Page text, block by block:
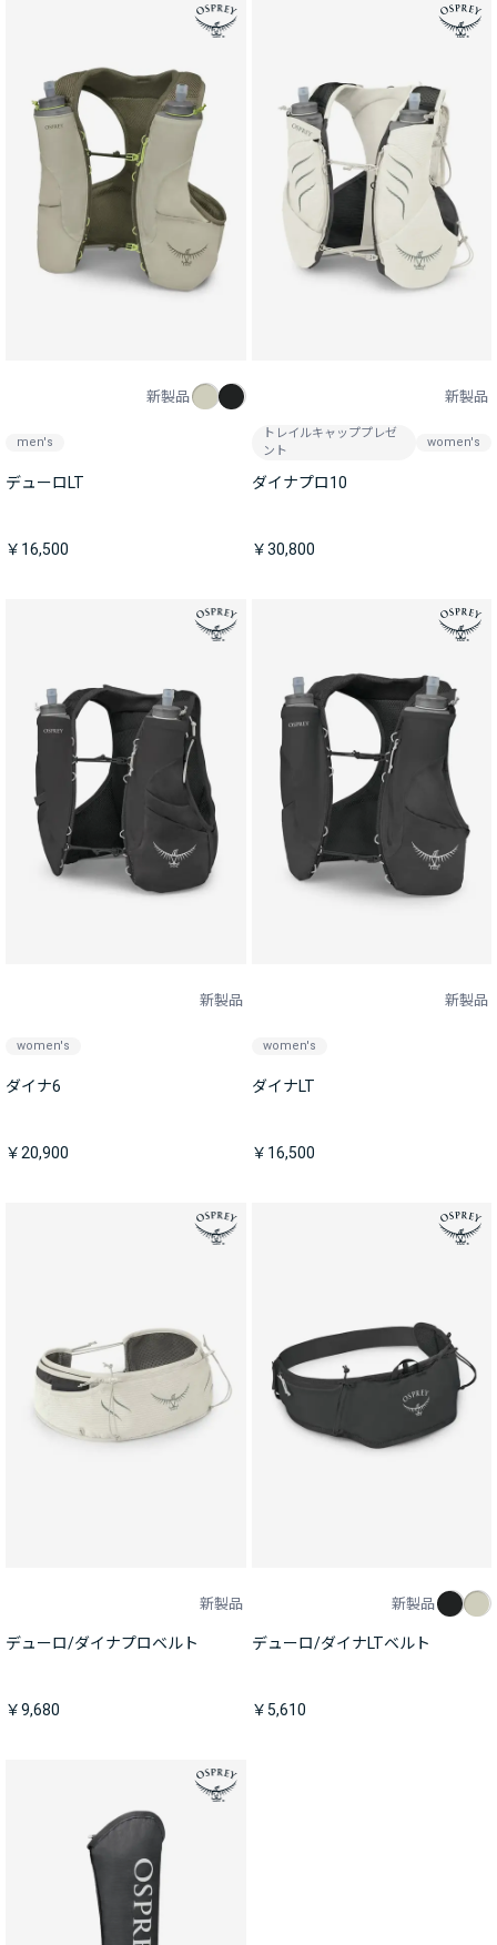
新製品
men's
デューロLT
￥16,500
新製品
トレイルキャッププレゼ
ント
women's
ダイナプロ10
￥30,800
新製品
women's
ダイナ6
￥20,900
新製品
women's
ダイナLT
￥16,500
新製品
デューロ/ダイナプロベルト
￥9,680
新製品
デューロ/ダイナLTベルト
￥5,610